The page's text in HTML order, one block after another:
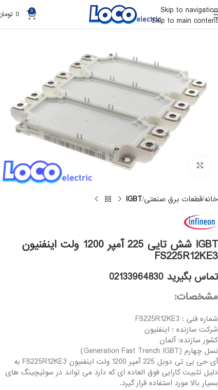
Skip to navigation
Skip to main content
0
0
Click to enlarge
خانه قطعات برق صنعتی IGBT
IGBT شش تایی 225 آمپر 1200 ولت اینفنیون
FS225R12KE3
تماس بگیرید 02133964830
مشخصات:
شماره فنی : FS225R12KE3
شرکت سازنده : اینفنیون
کشور سازنده: آلمان
نسل چهارم (Generation Fast Trench IGBT)
آی جی بی تی دوبل 225 آمپر 1200 ولت اینفنیون FS225R12KE3 به
دلیل تثبیت کارایی فوق العاده ای که دارد می تواند در سوئیچینگ های
بسیار بالا مورد استفاده قرار گیرد.